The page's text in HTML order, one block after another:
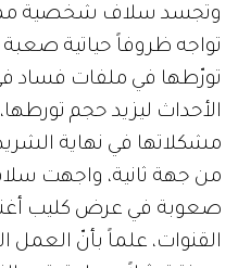
وتجسد سلاف شخصية
تواجه ظروفاً حياتية
تورّطها في ملفات فساد
الأحداث ليزيد حجم
مشكلاتها في نهاية
من جهة ثانية، واجهت
صعوبة في عرض كليب
القنوات، علماً بأنّ العمل